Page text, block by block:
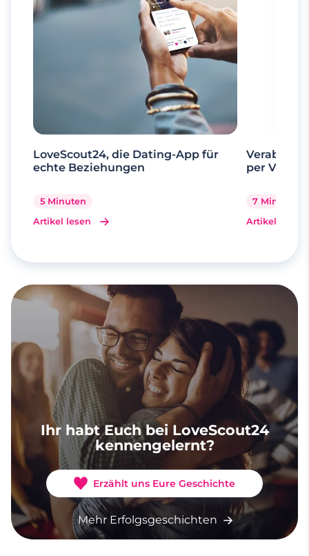
LoveScout24, die Dating-App für
echte Beziehungen
5 Minuten
Artikel lesen
per
7 Minuten
Artikel lesen
Ihr habt Euch bei LoveScout24
kennengelernt?
Erzählt uns Eure Geschichte
Mehr Erfolgsgeschichten